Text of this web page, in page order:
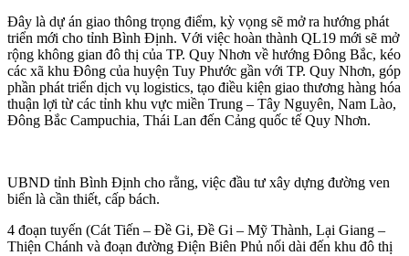
Đây là dự án giao thông trọng điểm, kỳ vọng sẽ mở ra hướng phát
triển mới cho tỉnh Bình Định. Với việc hoàn thành QL19 mới sẽ mở
rộng không gian đô thị của TP. Quy Nhơn về hướng Đông Bắc, kéo
các xã khu Đông của huyện Tuy Phước gần với TP. Quy Nhơn, góp
phần phát triển dịch vụ logistics, tạo điều kiện giao thương hàng hóa
thuận lợi từ các tỉnh khu vực miền Trung – Tây Nguyên, Nam Lào,
Đông Bắc Campuchia, Thái Lan đến Cảng quốc tế Quy Nhơn.
UBND tỉnh Bình Định cho rằng, việc đầu tư xây dựng đường ven
biển là cần thiết, cấp bách.
4 đoạn tuyến (Cát Tiến – Đề Gi, Đề Gi – Mỹ Thành, Lại Giang –
Thiện Chánh và đoạn đường Điện Biên Phủ nối dài đến khu đô thị